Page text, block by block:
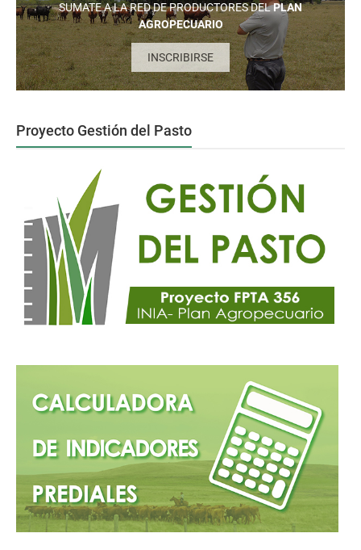
SUMATE A LA RED DE PRODUCTORES DELPLAN
AGROPECUARIO
INSCRIBIRSE
Proyecto Gestión del Pasto